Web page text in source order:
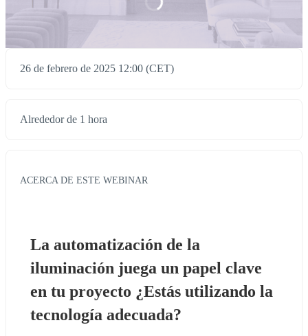
26 de febrero de 2025 12:00 (CET)
Alrededor de 1 hora
ACERCA DE ESTE WEBINAR
La automatización de la
iluminación juega un papel clave
en tu proyecto ¿Estás utilizando la
tecnología adecuada?